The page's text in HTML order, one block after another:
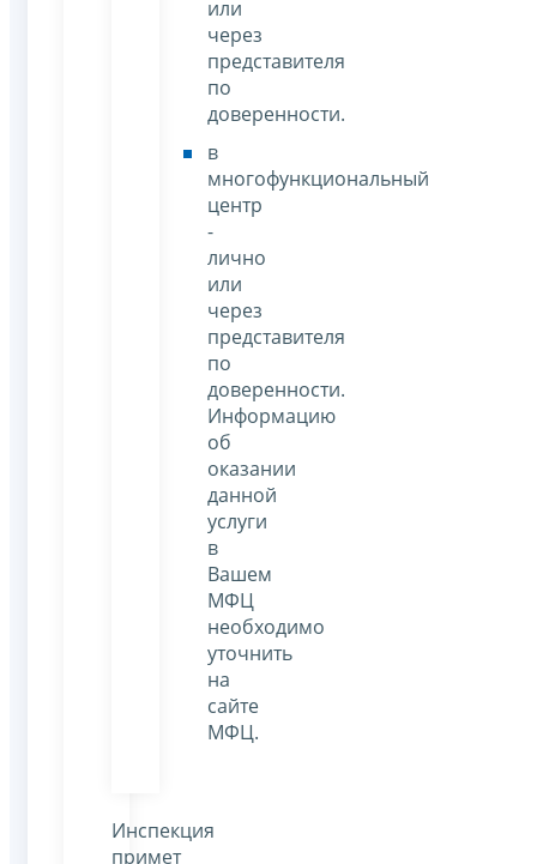
или
через
представителя
по
доверенности.
в
многофункциональный
центр
-
лично
или
через
представителя
по
доверенности.
Информацию
об
оказании
данной
услуги
в
Вашем
МФЦ
необходимо
уточнить
на
сайте
МФЦ.
Инспекция
примет